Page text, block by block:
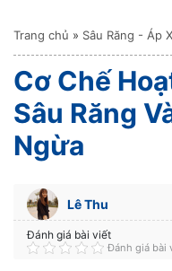
Trang chủ » Sâu Răng - Áp
Cơ Chế
Sâu Răng
Ngừa
Lê Thu
Đánh giá bài viết
Đánh giá bài